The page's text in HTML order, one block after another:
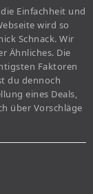
Einfachheit und
wird so
Schnack. Wir
Ähnliches. Die
Faktoren
du dennoch
eines Deals,
über Vorschläge